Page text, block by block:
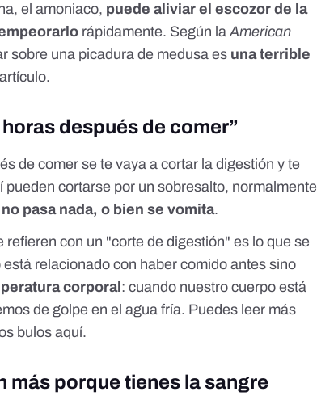
el amoniaco, puede aliviar el escozor de la
rápidamente. Según laAmerican
sobre una picadura de medusa es una terrible
artículo.
después de comer”
de comer se te vaya a cortar la digestión y te
pueden cortarse por un sobresalto, normalmente
pasa nada, o bien se vomita.
refieren con un "corte de digestión" es lo que se
está relacionado con haber comido antes sino
corporal : cuando nuestro cuerpo está
de golpe en el agua fría. Puedes leer más
bulosaquí.
más porque tienes la sangre